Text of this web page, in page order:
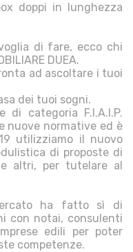
doppi in lunghezza
di fare, ecco chi
DUEA.
ad ascoltare i tuoi
dei tuoi sogni.
di categoria F.I.A.I.P.
nuove normative ed è
utilizziamo il nuovo
di proposte di
altri, per tutelare al
ha fatto sì di
con notai, consulenti
edili per poter
competenze.